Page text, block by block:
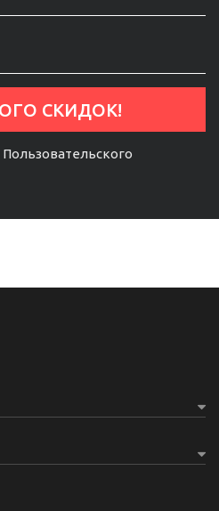
Пользовательского